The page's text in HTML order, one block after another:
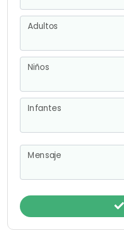
Adultos
Niños
Infantes
Mensaje